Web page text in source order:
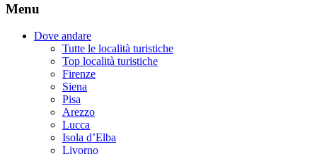
Menu
Dove andare
Tutte le località turistiche
Top località turistiche
Firenze
Siena
Pisa
Arezzo
Lucca
Isola d’Elba
Livorno